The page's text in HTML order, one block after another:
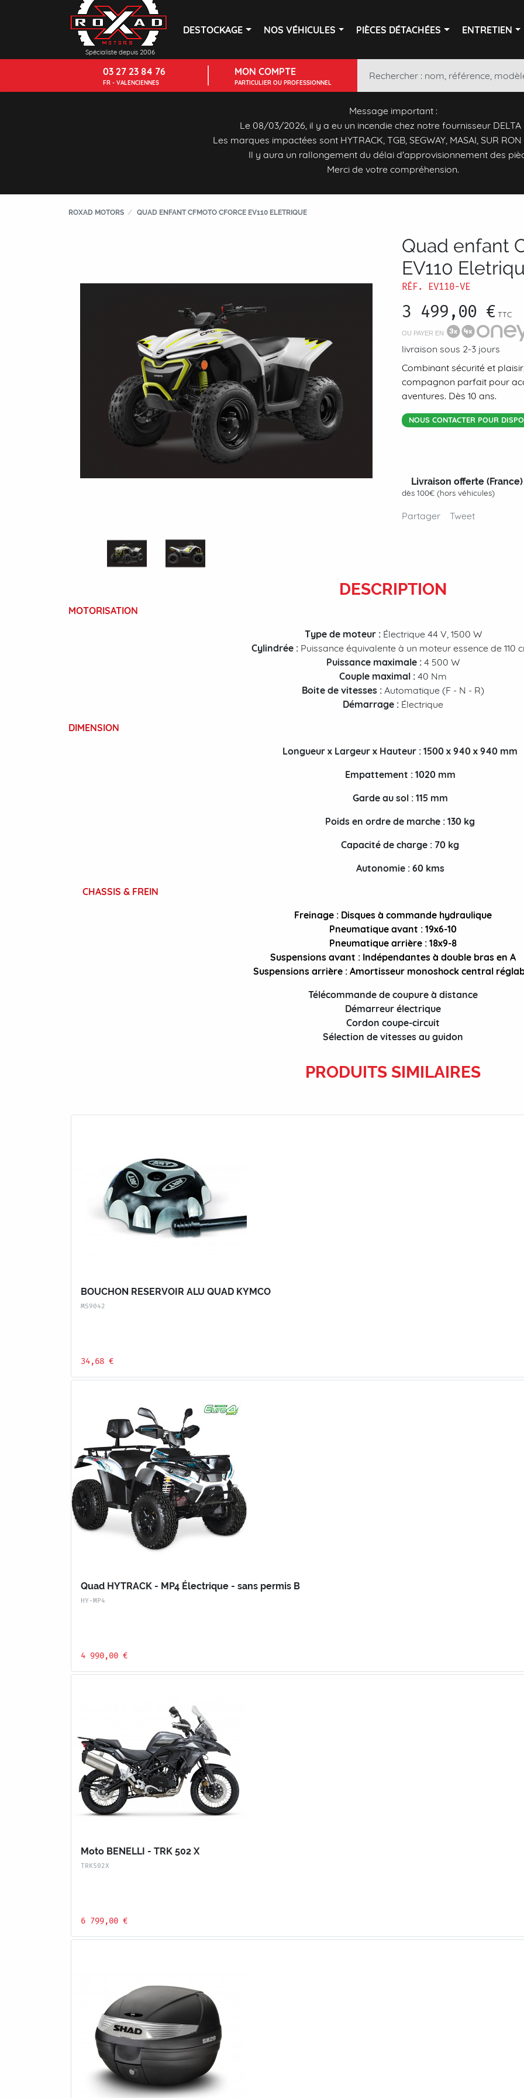
Spécialiste depuis 2006
DESTOCKAGE NOS VÉHICULES PIÈCES DÉTACHÉES ENTRETIEN
03 27 23 84 76
FR - VALENCIENNES
MON COMPTE
PARTICULIER OU PROFESSIONNEL
Message important :
Le 08/03/2026, il y a eu un incendie chez notre fournisseur DELTA
Les marques impactées sont HYTRACK, TGB, SEGWAY, MASAI, SUR RON
Il y aura un rallongement du délai d'approvisionnement des
Merci de votre compréhension.
ROXAD MOTORS QUAD ENFANT CFMOTO CFORCE EV110 ELETRIQUE
Quad enfant
EV110
RÉF. EV110-VE
3 499,00 € TTC
OU PAYER EN
livraison sous 2-3 jours
Combinant sécurité et
compagnon parfait pour
aventures. Dès 10 ans.
NOUS CONTACTER POUR
Livraison offerte (France)
dès 100€ (hors véhicules)
Partager Tweet
DESCRIPTION
MOTORISATION
Type de moteur :Électrique 44 V, 1500 W
Cylindrée : Puissance équivalente à un moteur essence de 110
Puissance maximale : 4 500 W
Couple maximal : 40 Nm
Boite de vitesses : Automatique (F - N - R)
Démarrage : Électrique
DIMENSION
Longueur x Largeur x Hauteur : 1500 x 940 x 940 mm
Empattement : 1020 mm
Garde au sol : 115 mm
Poids en ordre de marche : 130 kg
Capacité de charge : 70 kg
Autonomie : 60 kms
CHASSIS & FREIN
Freinage : Disques à commande hydraulique
Pneumatique avant : 19x6-10
Pneumatique arrière : 18x9-8
Suspensions avant : Indépendantes à double bras en A
Suspensions arrière : Amortisseur monoshock central
Télécommande de coupure à distance
Démarreur électrique
Cordon coupe-circuit
Sélection de vitesses au guidon
PRODUITS SIMILAIRES
BOUCHON RESERVOIR ALU QUAD KYMCO
MS9042
34,68 €
Quad HYTRACK - MP4 Électrique - sans permis B
HY-MP4
4 990,00 €
Moto BENELLI - TRK 502 X
TRK502X
6 799,00 €